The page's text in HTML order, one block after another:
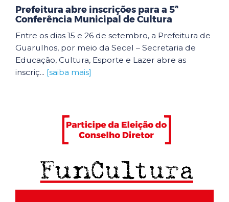
Prefeitura abre inscrições para a 5ª
Conferência Municipal de Cultura
Entre os dias 15 e 26 de setembro, a Prefeitura de
Guarulhos, por meio da Secel – Secretaria de
Educação, Cultura, Esporte e Lazer abre as
inscriç... [saiba mais]